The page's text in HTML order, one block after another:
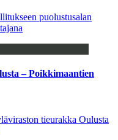
puolustusalan
– Poikkimaantien
tieurakka Oulusta